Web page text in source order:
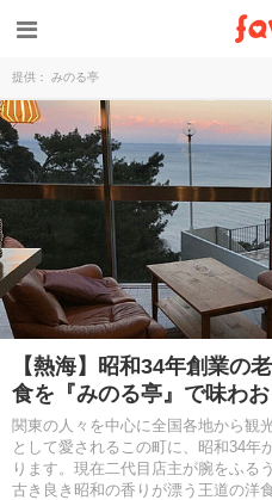
提供： みのる亭
【熱海】昭和34年創業の
食を『みのる亭』で味わお
関東の人々を中心に全国各地から観
として愛されるこの町に、昭和34年
ります。現在二代目店主が腕をふる
古き良き昭和の香りが漂う王道の洋